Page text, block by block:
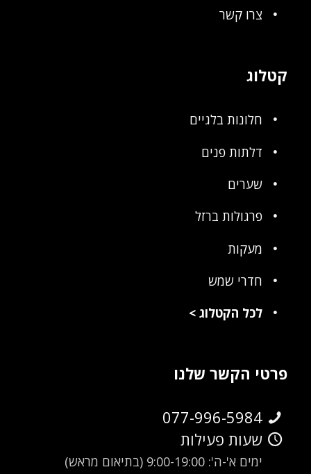
צרו קשר
קטלוג
חלונות בלגיים
דלתות פנים
שערים
פרגולות ברזל
מעקות
חדרי שמש
לכל הקטלוג>
פרטי הקשר שלנו
077-996-5984
שעות פעילות
ימים א'-ה': 9:00-19:00 (בתיאום מראש)